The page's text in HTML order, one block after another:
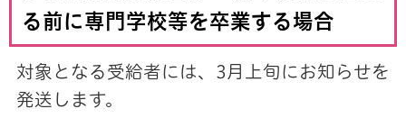
る前に専門学校等を卒業する場合
対象となる受給者には、3月上旬にお知らせを
発送します。